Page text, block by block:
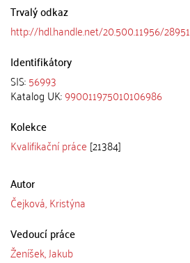
Trvalý odkaz
http://hdl.handle.net/20.500.11956/28951
Identifikátory
SIS:56993
Katalog UK:990011975010106986
Kolekce
Kvalifikační práce [21384]
Autor
Čejková, Kristýna
Vedoucí práce
Ženíšek, Jakub